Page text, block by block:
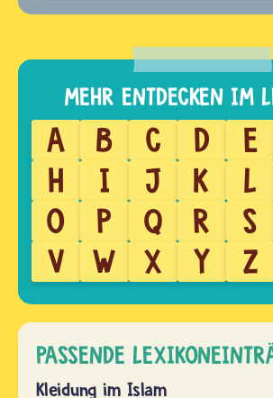
A B C D E
H
I J K L
O
P Q R S
V
W X Y Z
PASSENDE
Kleidung im Islam